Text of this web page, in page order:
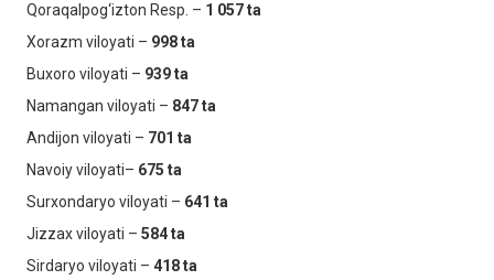
Qoraqalpog‘izton Resp. – 1 057 ta
Xorazm viloyati – 998 ta
Buxoro viloyati – 939ta
Namangan viloyati – 847 ta
Andijon viloyati – 701 ta
Navoiy viloyati– 675 ta
Surxondaryo viloyati – 641 ta
Jizzax viloyati – 584 ta
Sirdaryo viloyati – 418 ta